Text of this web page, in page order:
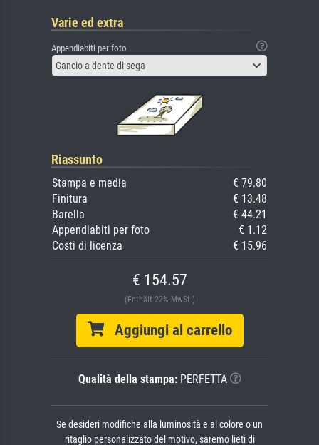
Varie ed extra
Appendiabiti per foto
Gancio a dente di sega
Riassunto
Stampa e media
€ 79.80
Finitura
€ 13.48
Barella
€ 44.21
Appendiabiti per foto
€ 1.12
Costi di licenza
€ 15.96
€ 154.57
(Enthält 22% MwSt.)
Aggiungi al carrello
Qualità della stampa:PERFETTA
Se desideri modifiche alla luminosità e al colore o un
ritaglio personalizzato del motivo, saremo lieti di